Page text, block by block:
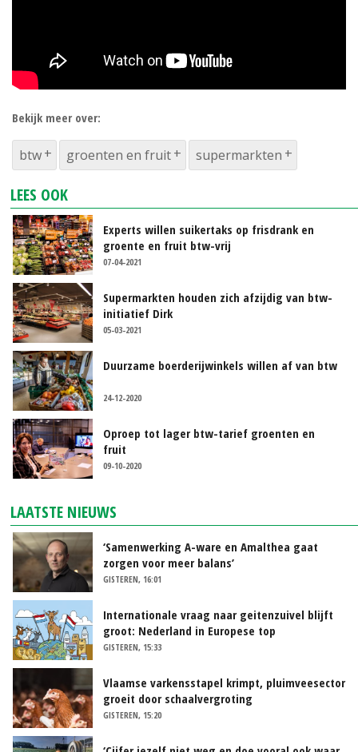
Bekijk meer over:
btw groenten en fruit supermarkten
LEES OOK
Experts willen suikertaks op frisdrank en
groente en fruit btw-vrij
07-04-2021
Supermarkten houden zich afzijdig van btw-
initiatief Dirk
05-03-2021
Duurzame boerderijwinkels willen af van btw
24-12-2020
Oproep tot lager btw-tarief groenten en
fruit
09-10-2020
LAATSTE NIEUWS
‘Samenwerking A-ware en Amalthea gaat
zorgen voor meer balans’
GISTEREN, 16:01
Internationale vraag naar geitenzuivel blijft
groot: Nederland in Europese top
GISTEREN, 15:33
Vlaamse varkensstapel krimpt, pluimveesector
groeit door schaalvergroting
GISTEREN, 15:20